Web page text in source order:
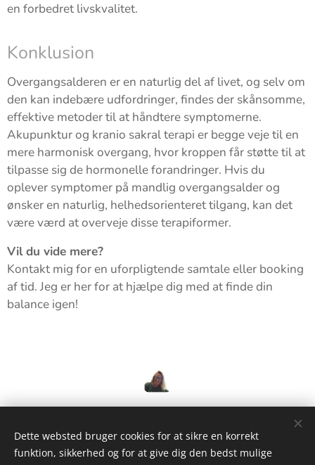
en forbedret livskvalitet.
Konklusion
Overgangsalderen er en naturlig del af livet, og selv om
den kan indebære udfordringer, findes der skånsomme,
effektive metoder til at håndtere symptomerne.
Akupunktur og kranio sakral terapi er begge veje til en
mere harmonisk overgang, hvor kroppen får støtte til at
tilpasse sig de hormonelle forandringer. Hvis du
oplever symptomer på mandlig overgangsalder og
ønsker en naturlig, helhedsorienteret tilgang, kan det
være værd at overveje disse terapiformer.
Vil du vide mere?
Kontakt mig for en uforpligtende samtale eller booking
af tid. Jeg er her for at hjælpe dig med at finde din
balance igen!
Dette websted bruger cookies for at sikre en korrekt
funktion, sikkerhed og for at give dig den bedst mulige